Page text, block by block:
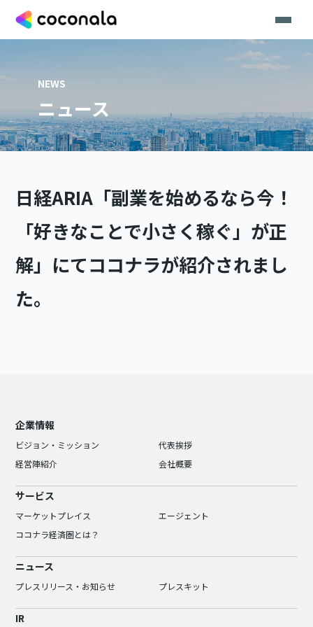
NEWS
ニュース
日経ARIA「副業を始めるなら今！
「好きなことで小さく稼ぐ」が正
解」にてココナラが紹介されまし
た。
企業情報
ビジョン・ミッション
代表挨拶
経営陣紹介
会社概要
サービス
マーケットプレイス
エージェント
ココナラ経済圏とは？
ニュース
プレスリリース・お知らせ プレスキット
IR